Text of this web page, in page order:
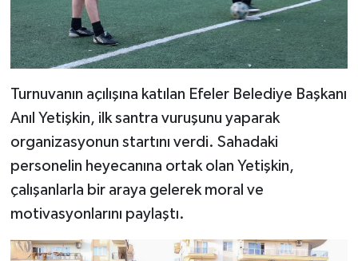
Turnuvanın açılışına katılan Efeler Belediye Başkanı
Anıl Yetişkin, ilk santra vuruşunu yaparak
organizasyonun startını verdi. Sahadaki
personelin heyecanına ortak olan Yetişkin,
çalışanlarla bir araya gelerek moral ve
motivasyonlarını paylaştı.